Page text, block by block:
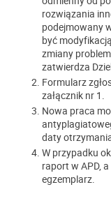
rozwiązania
podejmowany
być
zmiany
zatwierdza
Formularz
załącznik nr 1.
Nowa praca
daty
W przypadku
raport w APD,
egzemplarz.